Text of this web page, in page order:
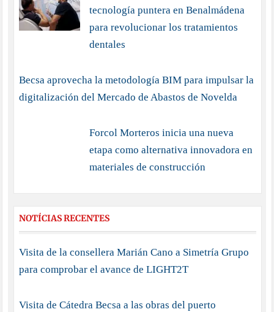
tecnología puntera en Benalmádena
para revolucionar los tratamientos
dentales
Becsa aprovecha la metodología BIM para impulsar la
digitalización del Mercado de Abastos de Novelda
Forcol Morteros inicia una nueva
etapa como alternativa innovadora en
materiales de construcción
NOTÍCIAS RECENTES
Visita de la consellera Marián Cano a Simetría Grupo
para comprobar el avance de LIGHT2T
Visita de Cátedra Becsa a las obras del puerto